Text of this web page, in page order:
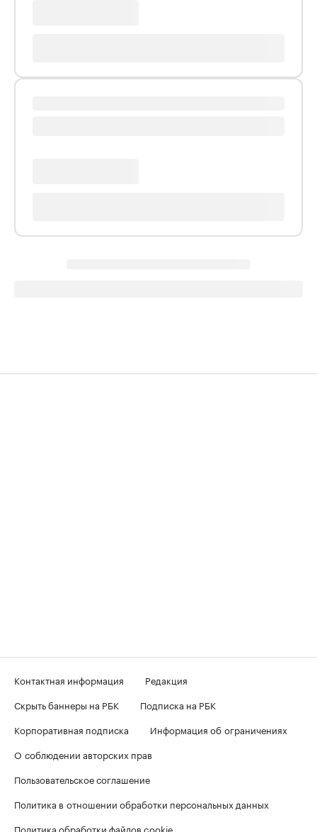
Контактная информация
Редакция
Скрыть баннеры на РБК
Подписка на РБК
Корпоративная подписка
Информация об ограничениях
О соблюдении авторских прав
Пользовательское соглашение
Политика в отношении обработки персональных данных
Политика обработки файлов cookie